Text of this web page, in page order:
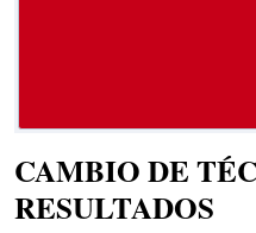
CAMBIO DE
RESULTADOS